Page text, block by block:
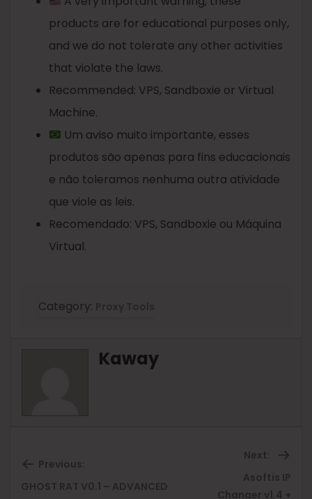
products are for educational purposes only,
and we do not tolerate any other activities
that violate the laws.
Recommended: VPS, Sandboxie or Virtual
Machine.
Um aviso muito importante, esses
produtos são apenas para fins educacionais
e não toleramos nenhuma outra atividade
que viole as leis.
Recomendado: VPS, Sandboxie ou Máquina
Virtual.
Category:
Kaway
Previous:
Previous
GHOST RAT V0.1 – ADVANCED
Next:
Asoftis IP
Changer v1.4 +